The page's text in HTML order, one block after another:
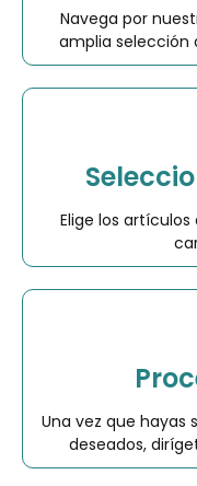
Navega por
amplia selección
Elige los
Una vez que hayas
deseados,